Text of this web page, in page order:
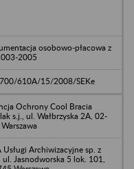
osobowo-płacowa z
2005
610A/15/2008/SEKe
Ochrony Cool Bracia
s.j., ul. Wałbrzyska 2A, 02-
Usługi Archiwizacyjne sp. z
ul. Jasnodworska 5 lok. 101,